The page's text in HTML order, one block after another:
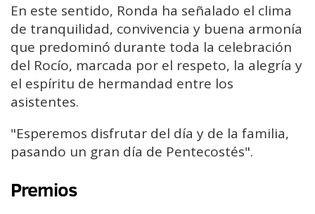
En este sentido, Ronda ha señalado el clima
de tranquilidad, convivencia y buena armonía
que predominó durante toda la celebración
del Rocío, marcada por el respeto, la alegría y
el espíritu de hermandad entre los
asistentes.
"Esperemos disfrutar del día y de la familia,
pasando un gran día de Pentecostés".
Premios